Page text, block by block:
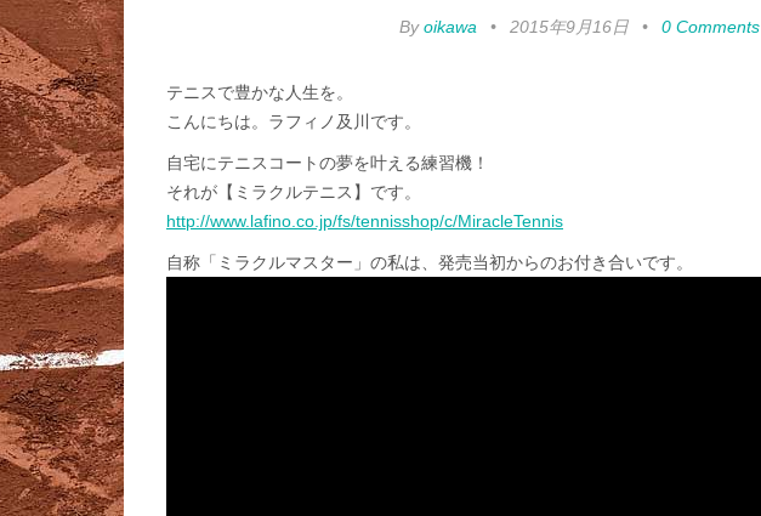
Byoikawa • 2015年9月16日 • 0 Comments
テニスで豊かな人生を。
こんにちは。ラフィノ及川です。
自宅にテニスコートの夢を叶える練習機！
それが【ミラクルテニス】です。
http://www.lafino.co.jp/fs/tennisshop/c/MiracleTennis
自称「ミラクルマスター」の私は、発売当初からのお付き合いです。